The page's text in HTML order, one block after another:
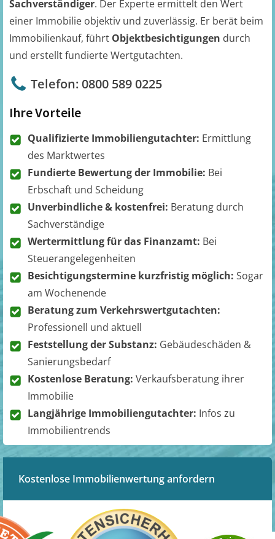
Sachverständiger. Der Experte ermittelt den Wert
einer Immobilie objektiv und zuverlässig. Er berät beim
Immobilienkauf, führt Objektbesichtigungen durch
und erstellt fundierte Wertgutachten.
Telefon: 0800 589 0225
Ihre Vorteile
Qualifizierte Immobiliengutachter: Ermittlung
des Marktwertes
Fundierte Bewertung der Immobilie: Bei
Erbschaft und Scheidung
Unverbindliche & kostenfrei: Beratung durch
Sachverständige
Wertermittlung für das Finanzamt: Bei
Steuerangelegenheiten
Besichtigungstermine kurzfristig möglich: Sogar
am Wochenende
Beratung zum Verkehrswertgutachten:
Professionell und aktuell
Feststellung der Substanz: Gebäudeschäden &
Sanierungsbedarf
Kostenlose Beratung: Verkaufsberatung ihrer
Immobilie
Langjährige Immobiliengutachter: Infos zu
Immobilientrends
Kostenlose Immobilienwertung anfordern